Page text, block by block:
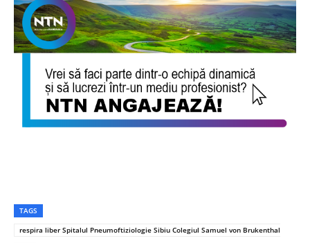
TAGS
respira liber Spitalul Pneumoftiziologie Sibiu Colegiul Samuel von Brukenthal